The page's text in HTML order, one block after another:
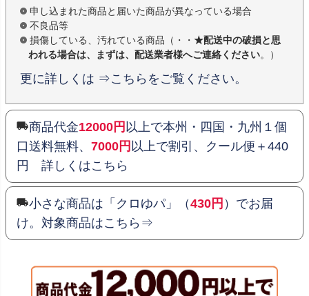
申し込まれた商品と届いた商品が異なっている場合
不良品等
損傷している、汚れている商品（・・ ★配送中の破損と思
われる場合は、まずは、配送業者様へご連絡ください。）
更に詳しくは ⇒こちらをご覧ください。
商品代金12000円 以上で本州・四国・九州１個
口送料無料、 7000円 以上で割引、クール便＋440
円 詳しくはこちら
小さな商品は「クロゆパ」（430円 ）でお届
け。対象商品はこちら⇒